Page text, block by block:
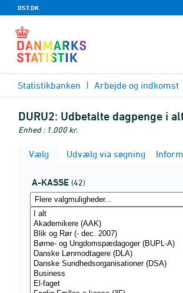
DST.DK
Statistikbanken Arbejde og indkomst
DURU2: Udbetalte dagpenge i
Enhed : 1.000 kr.
Vælg Udvælg via søgning
A-KASSE (42)